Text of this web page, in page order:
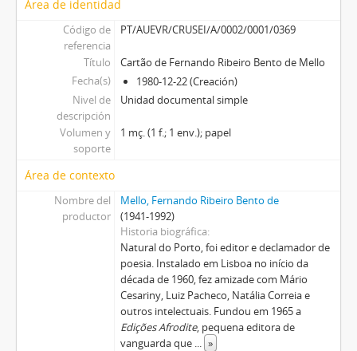
Área de identidad
Código de
referencia
PT/AUEVR/CRUSEI/A/0002/0001/0369
Título
Cartão de Fernando Ribeiro Bento de Mello
Fecha(s)
1980-12-22 (Creación)
Nivel de
descripción
Unidad documental simple
Volumen y
soporte
1 mç. (1 f.; 1 env.); papel
Área de contexto
Nombre del
productor
Mello, Fernando Ribeiro Bento de
(1941-1992)
Historia biográfica
Natural do Porto, foi editor e declamador de
poesia. Instalado em Lisboa no início da
década de 1960, fez amizade com Mário
Cesariny, Luiz Pacheco, Natália Correia e
outros intelectuais. Fundou em 1965 a
Edições Afrodite, pequena editora de
vanguarda que
»